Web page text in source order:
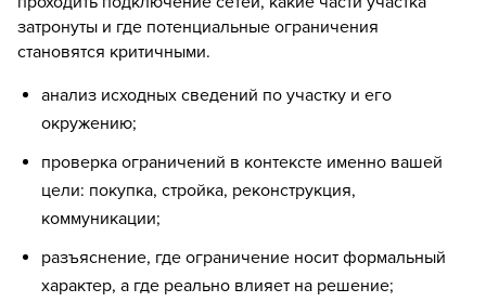
затронуты и где потенциальные ограничения
становятся критичными.
анализ исходных сведений по участку и его
окружению;
проверка ограничений в контексте именно вашей
цели: покупка, стройка, реконструкция,
коммуникации;
разъяснение, где ограничение носит формальный
характер, а где реально влияет на решение;